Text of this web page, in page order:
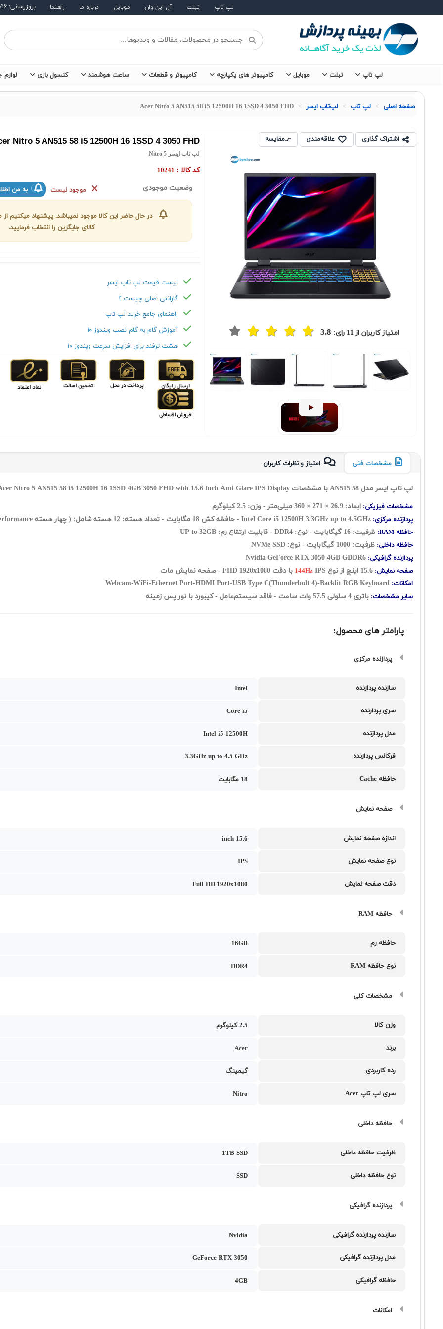
لپ تاپ تبلت آل این وان موبایل درباره ما راهنما بروزرسانی: ۱۴۰۵/۵/۱۶
لپ تاپ تبلت موبایل کامپیوتر های یکپارچه کامپیوتر و قطعات ساعت هوشمند کنسول بازی لوازم
صفحه اصلی لپ تاپ لپ‌تاپ ایسر Acer Nitro 5 AN515 58 i5 12500H 16 1SSD 4 3050 FHD
اشتراک گذاری علاقه‌مندی مقایسه
امتیاز کاربران از11 رای: 3.8
Nitro 5 AN515 58 i5 12500H 16 1SSD 4 3050 FHD
لپ تاپ ایسر Nitro 5
کد کالا : 10241
وضعیت موجودی موجود نیست به من
در حال حاضر این کالا موجود نمیباشد. پیشنهاد میکنیم
کالای جایگزین را انتخاب فرمایید.
لیست قیمت لپ تاپ ايسر
گارانتی اصلی چیست ؟
راهنمای جامع خرید لپ تاپ
آموزش گام به گام نصب ویندوز ۱۰
هشت ترفند برای افزایش سرعت ویندوز ۱۰
مشخصات فنی امتیاز و نظرات کاربران
لپ تاپ ایسر مدل AN515 58 با مشخصات Acer Nitro 5 AN515 58 i5 12500H 16 1SSD 4GB 3050 FHD with 15.6 Inch Anti Glare IPS Display
مشخصات فیزیکی: ابعاد: 26.9 × 271 × 360 میلی‌متر - وزن: 2.5 کیلوگرم
پردازنده مرکزی:
حافظه RAM: ظرفیت: 16 گيگابايت - نوع: DDR4 - قابلیت ارتقاع رم: UP to 32GB
حافظه داخلی: ظرفیت: 1000 گیگابايت - نوع: NVMe SSD
پردازنده گرافیکی:
صفحه نمایش: 144Hz IPS با دقت FHD 1920x1080 - صفحه نمایش مات
امکانات:
سایر مشخصات: باتری 4 سلولی 57.5 وات ساعت - فاقد سيستم‌عامل - کیبورد با نور پس زمینه
پارامتر های محصول:
پردازنده مرکزی
سازنده پردازنده Intel
سری پردازنده Core i5
مدل پردازنده Intel i5 12500H
فرکانس پردازنده 3.3GHz up to 4.5 GHz
حافظه Cache 18 مگابایت
صفحه نمایش
اندازه صفحه نمایش 15.6 inch
نوع صفحه نمایش IPS
دقت صفحه نمایش Full HD|1920x1080
حافظه RAM
حافظه رم 16GB
نوع حافظه RAM DDR4
مشخصات کلی
وزن کالا 2.5 کیلوگرم
برند Acer
رده کاربردی گیمینگ
سری لپ تاپ Acer Nitro
حافظه داخلی
ظرفیت حافظه داخلی 1TB SSD
نوع حافظه داخلی SSD
پردازنده گرافیکی
سازنده پردازنده گرافیکی Nvidia
مدل پردازنده گرافیکی GeForce RTX 3050
حافظه گرافیکی 4GB
امکانات